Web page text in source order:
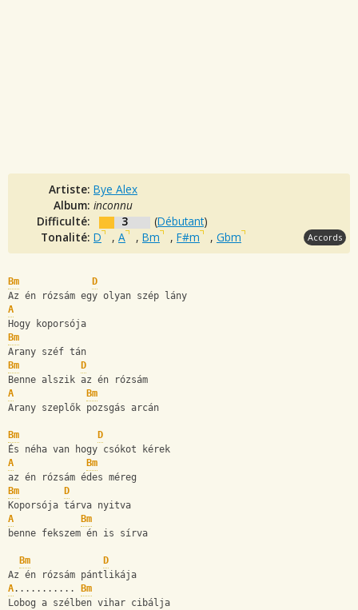
Artiste: Bye Alex
Album: inconnu
Difficulté:
3 (Débutant)
Tonalité: D , A , Bm , F#m , Gbm Accords
Bm
D
Az én rózsám egy olyan szép lány
A
Hogy koporsója
Bm
Arany széf tán
Bm
D
Benne alszik az én rózsám
A
Bm
Arany szeplők pozsgás arcán
Bm
D
És néha van hogy csókot kérek
A
Bm
az én rózsám édes méreg
Bm
D
Koporsója tárva nyitva
A
Bm
benne fekszem én is sírva
Bm
D
Az én rózsám pántlikája
A...........
Bm
Lobog a szélben vihar cibálja